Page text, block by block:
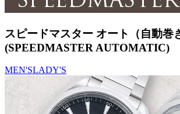
スピードマスター オート（自動巻
(SPEEDMASTER AUTOMATIC)
MEN'SLADY'S